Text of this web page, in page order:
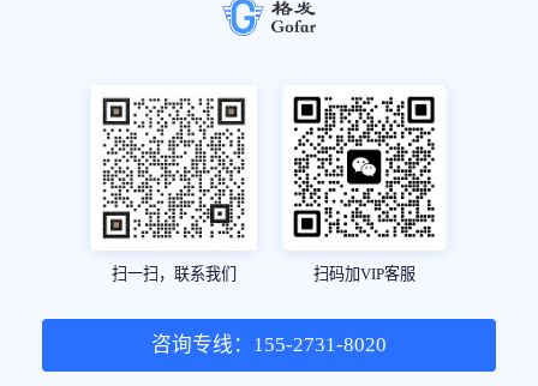
扫一扫，联系我们 扫码加VIP客服
咨询专线：155-2731-8020